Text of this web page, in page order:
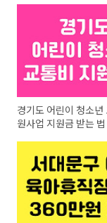
경기도 어린이 청소년
원사업 지원금 받는 법